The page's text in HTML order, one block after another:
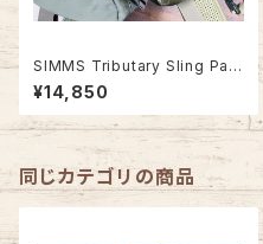
SIMMS Tributary Sling Pac
k
¥14,850
同じカテゴリの商品